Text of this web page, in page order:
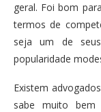
geral. Foi bom
termos de
seja um de
popularidade
Existem
sabe muito